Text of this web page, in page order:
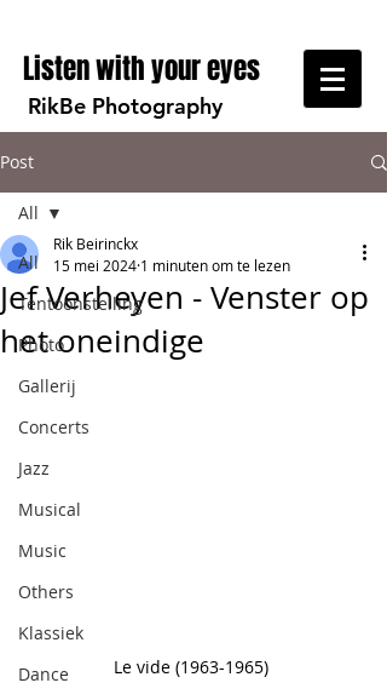
Listen with your eyes
RikBe Photography
Post
All
Tentoonstelling
Photo
Gallerij
Concerts
Jazz
Musical
Music
Others
Klassiek
Dance
All
Jef Verheyen - Venster op
het oneindige
Rik Beirinckx
15 mei 2024 1 minuten om te lezen
Le vide (1963-1965)